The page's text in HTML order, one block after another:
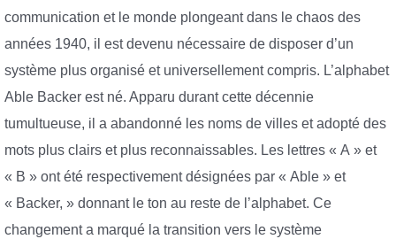
communication et le monde plongeant dans le chaos des
années 1940, il est devenu nécessaire de disposer d’un
système plus organisé et universellement compris. L’alphabet
Able Backer est né. Apparu durant cette décennie
tumultueuse, il a abandonné les noms de villes et adopté des
mots plus clairs et plus reconnaissables. Les lettres « A » et
« B » ont été respectivement désignées par « Able » et
« Backer, » donnant le ton au reste de l’alphabet. Ce
changement a marqué la transition vers le système